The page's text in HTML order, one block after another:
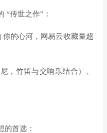
“传世之作”：
你的心河，网易云收藏量超
，竹笛与交响乐结合）、
首选：